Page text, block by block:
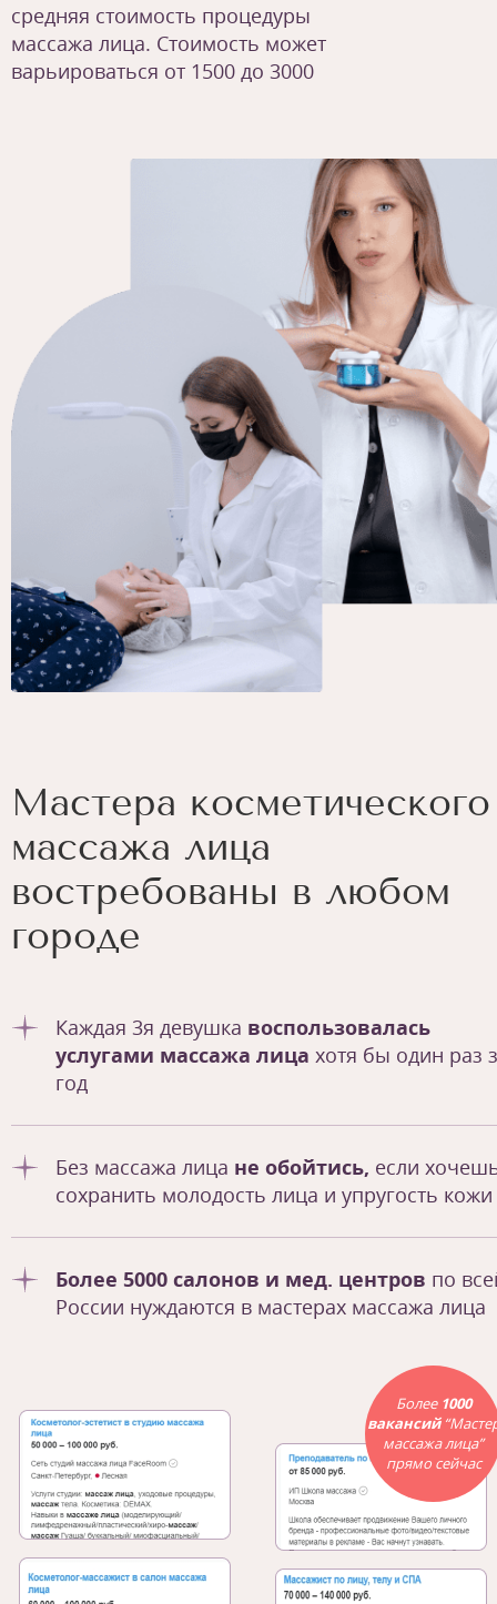
средняя стоимость процедуры
массажа лица. Стоимость может
варьироваться от 1500 до 3000
Более 1000
вакансий
массажа лица”
прямо сейчас
Мастера косметического
массажа лица
востребованы в любом
городе
Каждая 3я девушка воспользовалась
услугами массажа лица хотя бы один раз
год
Без массажа лица не обойтись, если
сохранить молодость лица и упругость кожи
Более 5000 салонов и мед. центров по
России нуждаются в мастерах массажа лица